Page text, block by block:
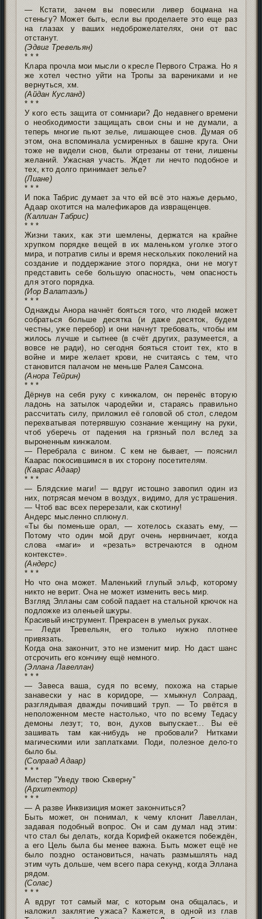
— Кстати, зачем вы повесили ливер боцмана на
стеньгу? Может быть, если вы проделаете это еще раз
на глазах у ваших недоброжелателях, они от вас
отстанут.
(Эдвиг Тревельян)
* * *
Клара прочла мои мысли о кресле Первого Стража. Но я
же хотел честно уйти на Тропы за варениками и не
вернуться, хм.
(Айдан Кусланд)
* * *
У кого есть защита от сомниари? До недавнего времени
о необходимости защищать свои сны и не думали, а
теперь многие пьют зелье, лишающее снов. Думая об
этом, она вспоминала усмиренных в башне круга. Они
тоже не видели снов, были отрезаны от тени, лишены
желаний. Ужасная участь. Ждет ли нечто подобное и
тех, кто долго принимает зелье?
(Лиане)
* * *
И пока Табрис думает за что ей всё это нажье дерьмо,
Адаар охотится на малефикаров да извращенцев.
(Каллиан Табрис)
* * *
Жизни таких, как эти шемлены, держатся на крайне
хрупком порядке вещей в их маленьком уголке этого
мира, и потратив силы и время нескольких поколений на
создание и поддержание этого порядка, они не могут
представить себе большую опасность, чем опасность
для этого порядка.
(Иор Валатаэль)
* * *
Однажды Анора начнёт бояться того, что людей может
собраться больше десятка (и даже десяток, будем
честны, уже перебор) и они начнут требовать, чтобы им
жилось лучше и сытнее (в счёт других, разумеется, а
вовсе не ради), но сегодня бояться стоит тех, кто в
войне и мире желает крови, не считаясь с тем, что
становится палачом не меньше Ралея Самсона.
(Анора Тейрин)
* * *
Дёрнув на себя руку с кинжалом, он перенёс вторую
ладонь на затылок чародейки и, стараясь правильно
рассчитать силу, приложил её головой об стол, следом
перехватывая потерявшую сознание женщину на руки,
чтоб уберечь от падения на грязный пол вслед за
выроненным кинжалом.
— Перебрала с вином. С кем не бывает, — пояснил
Каарас покосившимся в их сторону посетителям.
(Каарас Адаар)
* * *
— Блядские маги! — вдруг истошно завопил один из
них, потрясая мечом в воздух, видимо, для устрашения.
— Чтоб вас всех перерезали, как скотину!
Андерс мысленно сплюнул.
«Ты бы поменьше орал, — хотелось сказать ему, —
Потому что один мой друг очень нервничает, когда
слова «маги» и «резать» встречаются в одном
контексте».
(Андерс)
* * *
Но что она может. Маленький глупый эльф, которому
никто не верит. Она не может изменить весь мир.
Взгляд Элланы сам собой падает на стальной крючок на
подложке из оленьей шкуры.
Красивый инструмент. Прекрасен в умелых руках.
— Леди Тревельян, его только нужно плотнее
привязать.
Когда она закончит, это не изменит мир. Но даст шанс
отсрочить его кончину ещё немного.
(Эллана Лавеллан)
* * *
— Завеса ваша, судя по всему, похожа на старые
занавески у нас в коридоре, — хмыкнул Солраад,
разглядывая дважды почивший труп. — То рвётся в
неположенном месте настолько, что по всему Тедасу
демоны лезут; то, вон, духов выпускает... Вы её
зашивать там как-нибудь не пробовали? Нитками
магическими или заплатками. Поди, полезное дело-то
было бы.
(Солраад Адаар)
* * *
Мистер "Уведу твою Скверну"
(Архитектор)
* * *
— А разве Инквизиция может закончиться?
Быть может, он понимал, к чему клонит Лавеллан,
задавая подобный вопрос. Он и сам думал над этим:
что стал бы делать, когда Корифей окажется побеждён,
а его Цель была бы менее важна. Быть может ещё не
было поздно остановиться, начать размышлять над
этим чуть дольше, чем всего пара секунд, когда Эллана
рядом.
(Солас)
* * *
А вдруг тот самый маг, с которым она общалась, и
наложил заклятие ужаса? Кажется, в одной из глав